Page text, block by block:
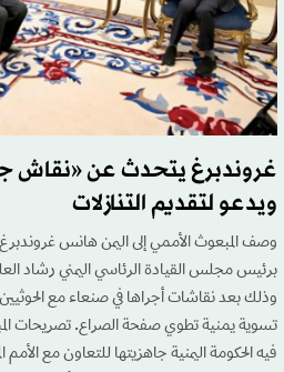
غروندبرغ يتحدث عن «نقاش
ويدعو لتقديم التنازلات
وصف المبعوث الأممي إلى اليمن هانس
برئيس مجلس القيادة الرئاسي اليمني رشاد
وذلك بعد نقاشات أجراها في صنعاء مع
تسوية يمنية تطوي صفحة الصراع. تصريحات
فيه الحكومة اليمنية جاهزيتها للتعاون مع